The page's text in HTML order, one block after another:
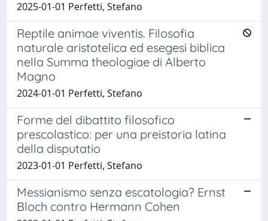
2025-01-01 Perfetti, Stefano
Reptile animae viventis. Filosofia
naturale aristotelica ed esegesi biblica
nella Summa theologiae di Alberto
Magno
2024-01-01 Perfetti, Stefano
Forme del dibattito filosofico
prescolastico: per una preistoria latina
della disputatio
2023-01-01 Perfetti, Stefano
Messianismo senza escatologia? Ernst
Bloch contro Hermann Cohen